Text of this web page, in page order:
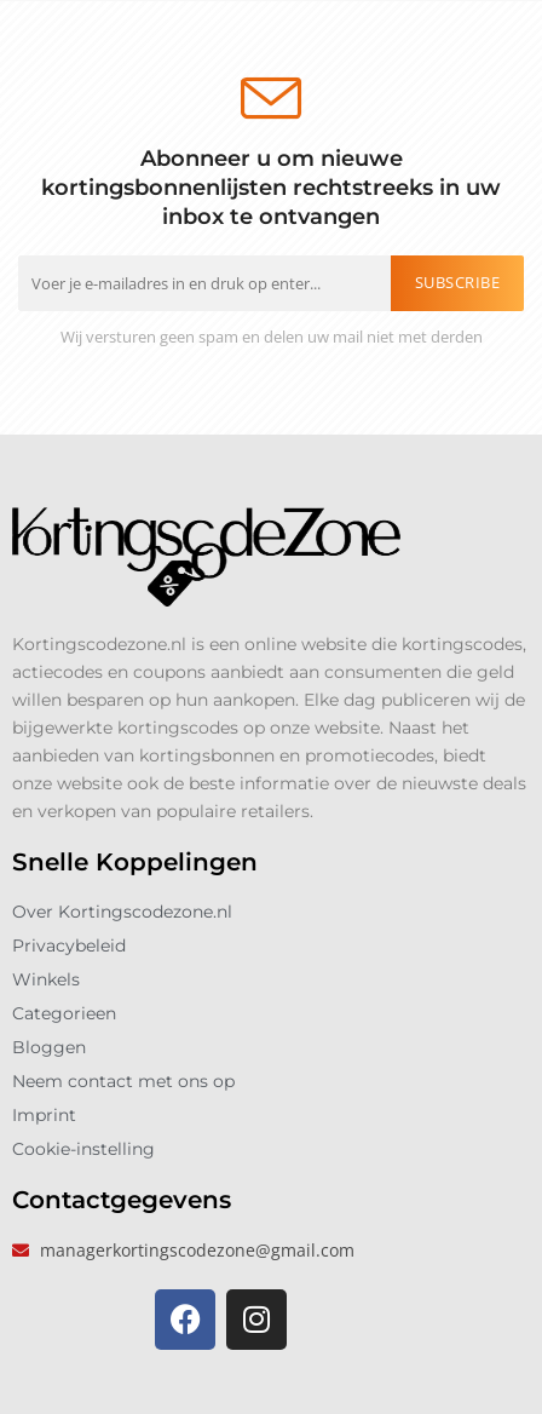
Abonneer u om nieuwe
kortingsbonnenlijsten rechtstreeks in uw
inbox te ontvangen
SUBSCRIBE
Wij versturen geen spam en delen uw mail niet met derden
Kortingscodezone.nl is een online website die kortingscodes,
actiecodes en coupons aanbiedt aan consumenten die geld
willen besparen op hun aankopen. Elke dag publiceren wij de
bijgewerkte kortingscodes op onze website. Naast het
aanbieden van kortingsbonnen en promotiecodes, biedt
onze website ook de beste informatie over de nieuwste deals
en verkopen van populaire retailers.
Snelle Koppelingen
Over Kortingscodezone.nl
Privacybeleid
Winkels
Categorieen
Bloggen
Neem contact met ons op
Imprint
Cookie-instelling
Contactgegevens
managerkortingscodezone@gmail.com